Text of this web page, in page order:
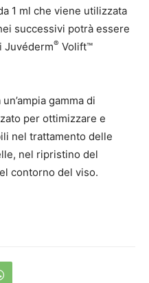
1 ml che viene utilizzata
successivi potrà essere
Juvéderm® Volift™
gamma di
per ottimizzare e
nel trattamento delle
nel ripristino del
contorno del viso.